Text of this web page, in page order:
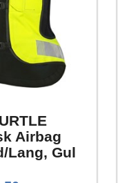
Airbag
Lang, Gul